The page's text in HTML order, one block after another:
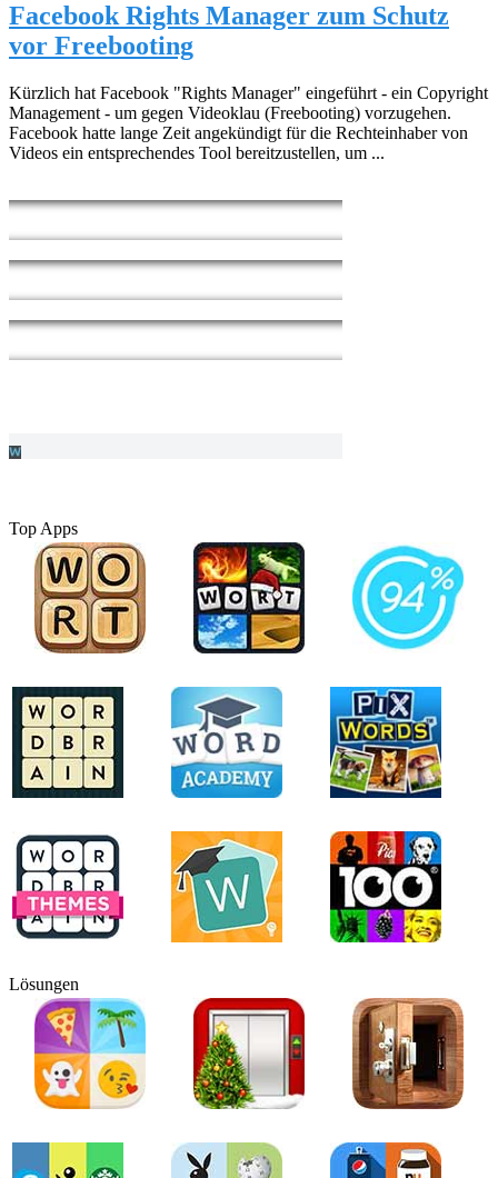
Facebook Rights Manager zum Schutz
vor Freebooting
Kürzlich hat Facebook "Rights Manager" eingeführt - ein Copyright
Management - um gegen Videoklau (Freebooting) vorzugehen.
Facebook hatte lange Zeit angekündigt für die Rechteinhaber von
Videos ein entsprechendes Tool bereitzustellen, um ...
Top Apps
Lösungen